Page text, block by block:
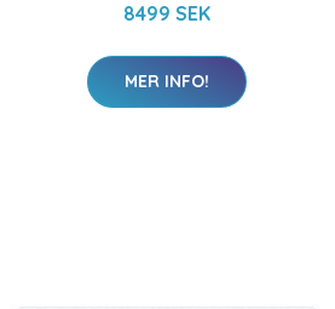
8499 SEK
MER INFO!